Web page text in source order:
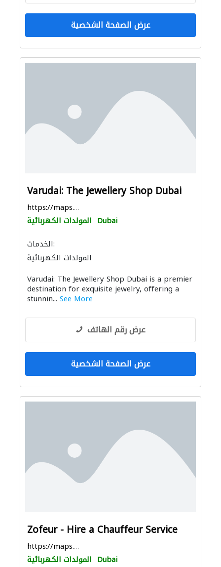
عرض الصفحة الشخصية
Varudai: The Jewellery Shop Dubai
https://maps.app.goo.gl/XddHw6Sabng6A99X7
المولدات الكهربائية Dubai
الخدمات:
المولدات الكهربائية
Varudai: The Jewellery Shop Dubai is a premier
destination for exquisite jewelry, offering a
stunnin... See More
عرض رقم الهاتف
عرض الصفحة الشخصية
Zofeur - Hire a Chauffeur Service
https://maps.app.goo.gl/A7YBNCQQCpmBjzQ19
المولدات الكهربائية Dubai